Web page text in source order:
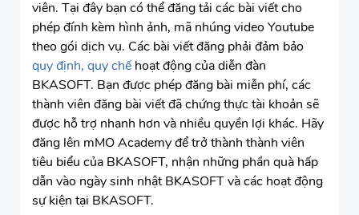
viên. Tại đây bạn có thể đăng tải các bài viết cho
phép đính kèm hình ảnh, mã nhúng video Youtube
theo gói dịch vụ. Các bài viết đăng phải đảm bảo
quy định, quy chế hoạt động của diễn đàn
BKASOFT. Bạn được phép đăng bài miễn phí, các
thành viên đăng bài viết đã chứng thực tài khoản sẽ
được hỗ trợ nhanh hơn và nhiều quyền lợi khác. Hãy
đăng lên mMO Academy để trở thành thành viên
tiêu biểu của BKASOFT, nhận những phần quà hấp
dẫn vào ngày sinh nhật BKASOFT và các hoạt động
sự kiện tại BKASOFT.